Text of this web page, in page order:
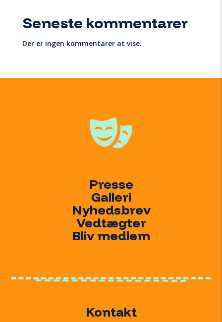
Seneste kommentarer
Der er ingen kommentarer at vise.
Presse
Galleri
Nyhedsbrev
Vedtægter
Bliv medlem
Kontakt